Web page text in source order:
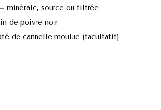
minérale, source ou filtrée
de poivre noir
de cannelle moulue (facultatif)